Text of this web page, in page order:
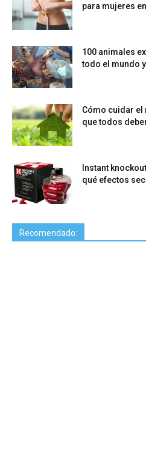
para mujeres
100 animales
todo el mundo
Cómo cuidar el
que todos
Instant
qué efectos
Recomendado: